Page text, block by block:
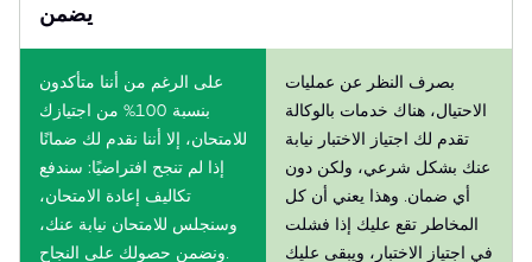
يضمن
على الرغم من أننا متأكدون
بنسبة 100% من اجتيازك
للامتحان، إلا أننا نقدم لك ضمانًا
إذا لم تنجح افتراضيًا: سندفع
تكاليف إعادة الامتحان،
وسنجلس للامتحان نيابة عنك،
بصرف النظر عن عمليات
الاحتيال، هناك خدمات بالوكالة
تقدم لك اجتياز الاختبار نيابة
عنك بشكل شرعي، ولكن دون
أي ضمان. وهذا يعني أن كل
المخاطر تقع عليك إذا فشلت
في اجتياز الاختبار، ويبقى عليك